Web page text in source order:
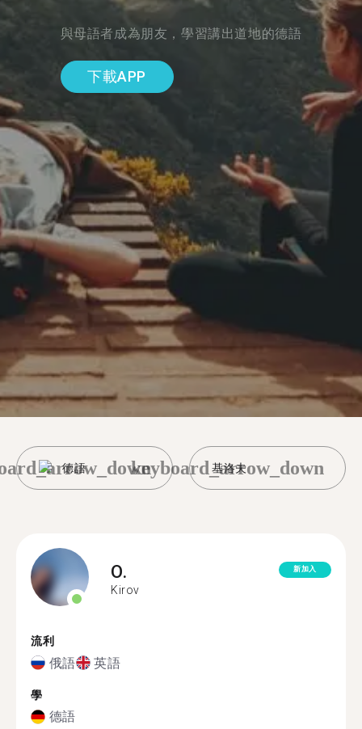
與母語者成為朋友，學習講出道地的德語
下載APP
德語 基洛夫
keyboard_arrow_down
O.
Kirov
新加入
流利
俄語 英語
學
德語